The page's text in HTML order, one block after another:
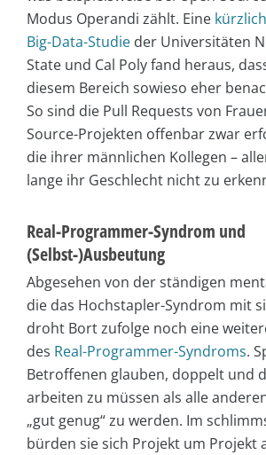
Modus Operandi zählt. Eine
Big-Data-Studie der Universitäten
State und Cal Poly fand heraus,
diesem Bereich sowieso eher
So sind die Pull Requests von
Source-Projekten offenbar zwar
die ihrer männlichen Kollegen –
lange ihr Geschlecht nicht zu
Real-Programmer-Syndrom und
(Selbst-)Ausbeutung
Abgesehen von der ständigen
die das Hochstapler-Syndrom mit
droht Bort zufolge noch eine
des Real-Programmer-Syndroms.
Betroffenen glauben, doppelt und
arbeiten zu müssen als alle
„gut genug“ zu werden. Im
bürden sie sich Projekt um Projekt